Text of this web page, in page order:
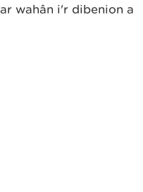
wahân i'r dibenion a